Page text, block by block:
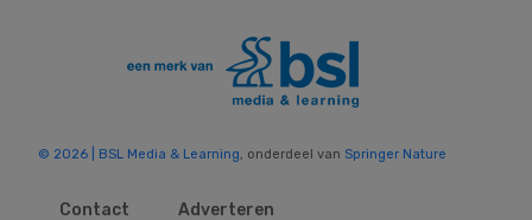
© 2026 | BSL Media & Learning, onderdeel van Springer Nature
Contact Adverteren